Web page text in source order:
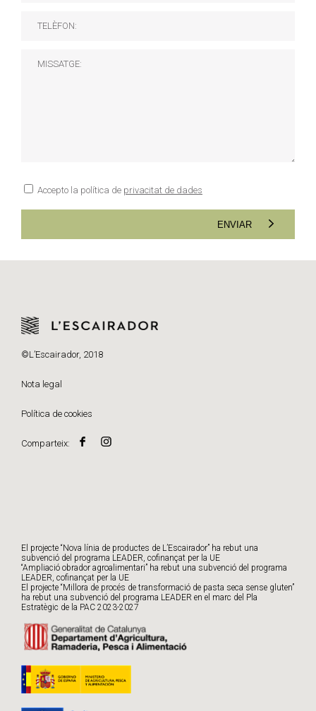
TELÈFON:
MISSATGE:
Accepto la política de privacitat de dades
ENVIAR
©L’Escairador, 2018
Nota legal
Política de cookies
Comparteix:
El projecte “Nova línia de productes de L’Escairador” ha rebut una
subvenció del programa LEADER, cofinançat per la UE
“Ampliació obrador agroalimentari” ha rebut una subvenció del programa
LEADER, cofinançat per la UE
El projecte “Millora de procés de transformació de pasta seca sense gluten”
ha rebut una subvenció del programa LEADER en el marc del Pla
Estratègic de la PAC 2023-2027